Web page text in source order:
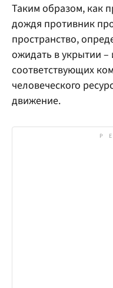
Таким образом, как
дождя противник
пространство,
ожидать в укрытии –
соответствующих
человеческого
движение.